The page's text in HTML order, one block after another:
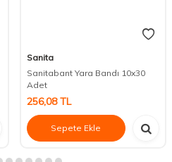
Sanita
Sanitabant Yara Bandı 10x30
Adet
256,08TL
Sepete Ekle